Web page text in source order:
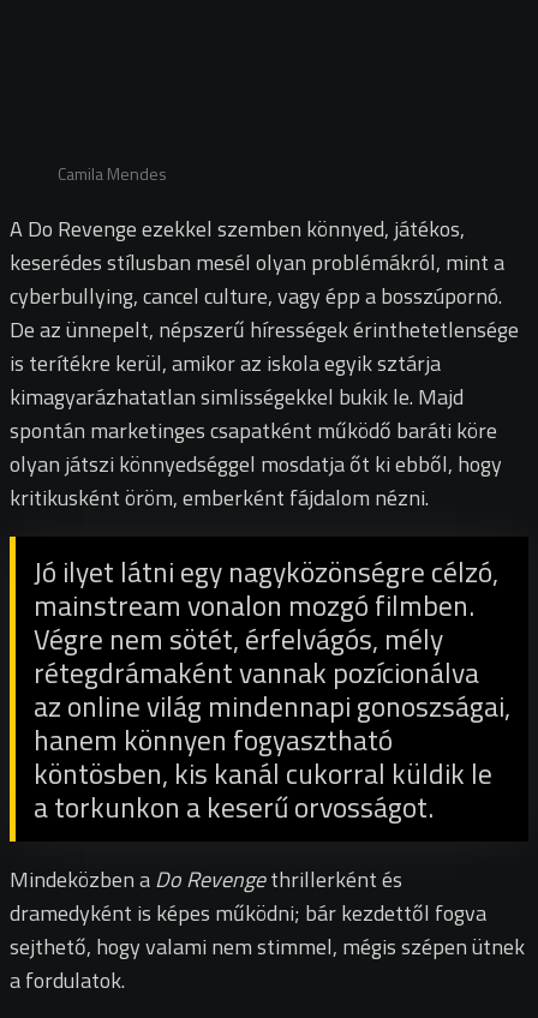
Camila Mendes
A Do Revenge ezekkel szemben könnyed, játékos,
keserédes stílusban mesél olyan problémákról, mint a
cyberbullying, cancel culture, vagy épp a bosszúpornó.
De az ünnepelt, népszerű hírességek érinthetetlensége
is terítékre kerül, amikor az iskola egyik sztárja
kimagyarázhatatlan simlisségekkel bukik le. Majd
spontán marketinges csapatként működő baráti köre
olyan játszi könnyedséggel mosdatja őt ki ebből, hogy
kritikusként öröm, emberként fájdalom nézni.
Jó ilyet látni egy nagyközönségre célzó,
mainstream vonalon mozgó filmben.
Végre nem sötét, érfelvágós, mély
rétegdrámaként vannak pozícionálva
az online világ mindennapi gonoszságai,
hanem könnyen fogyasztható
köntösben, kis kanál cukorral küldik le
a torkunkon a keserű orvosságot.
Mindeközben aDo Revengethrillerként és
dramedyként is képes működni; bár kezdettől fogva
sejthető, hogy valami nem stimmel, mégis szépen ütnek
a fordulatok.